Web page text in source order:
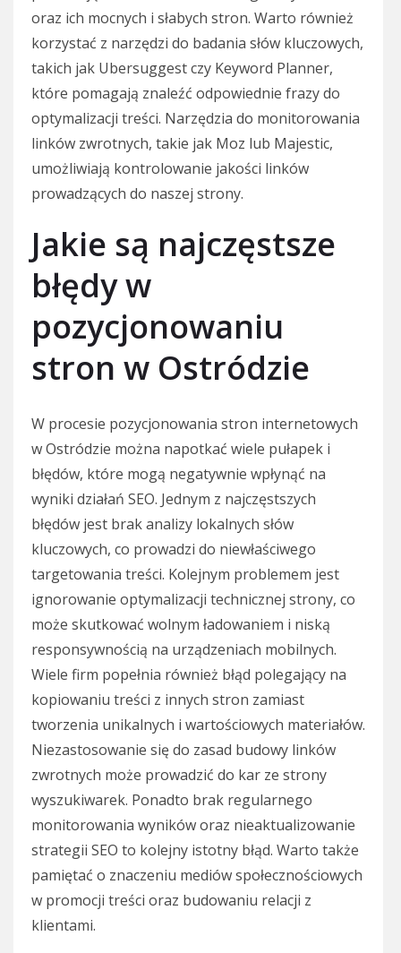
oraz ich mocnych i słabych stron. Warto również
korzystać z narzędzi do badania słów kluczowych,
takich jak Ubersuggest czy Keyword Planner,
które pomagają znaleźć odpowiednie frazy do
optymalizacji treści. Narzędzia do monitorowania
linków zwrotnych, takie jak Moz lub Majestic,
umożliwiają kontrolowanie jakości linków
prowadzących do naszej strony.
Jakie są najczęstsze
błędy w
pozycjonowaniu
stron w Ostródzie
W procesie pozycjonowania stron internetowych
w Ostródzie można napotkać wiele pułapek i
błędów, które mogą negatywnie wpłynąć na
wyniki działań SEO. Jednym z najczęstszych
błędów jest brak analizy lokalnych słów
kluczowych, co prowadzi do niewłaściwego
targetowania treści. Kolejnym problemem jest
ignorowanie optymalizacji technicznej strony, co
może skutkować wolnym ładowaniem i niską
responsywnością na urządzeniach mobilnych.
Wiele firm popełnia również błąd polegający na
kopiowaniu treści z innych stron zamiast
tworzenia unikalnych i wartościowych materiałów.
Niezastosowanie się do zasad budowy linków
zwrotnych może prowadzić do kar ze strony
wyszukiwarek. Ponadto brak regularnego
monitorowania wyników oraz nieaktualizowanie
strategii SEO to kolejny istotny błąd. Warto także
pamiętać o znaczeniu mediów społecznościowych
w promocji treści oraz budowaniu relacji z
klientami.